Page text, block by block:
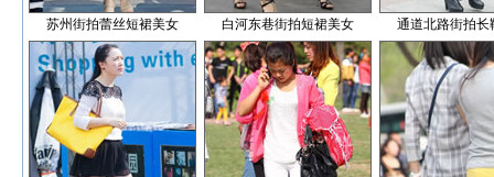
苏州街拍蕾丝短裙美女 白河东巷街拍短裙美女 通道北路街拍长